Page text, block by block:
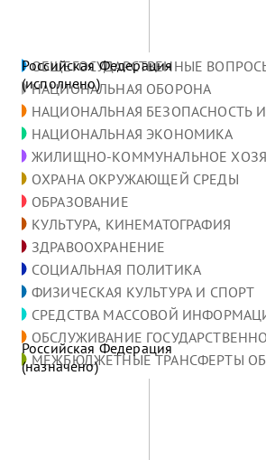
ОБЩЕГОСУДАРСТВЕННЫЕ
НАЦИОНАЛЬНАЯ ОБОРОНА
НАЦИОНАЛЬНАЯ БЕЗОПАСНОСТЬ
НАЦИОНАЛЬНАЯ ЭКОНОМИКА
ЖИЛИЩНО-КОММУНАЛЬНОЕ
ОХРАНА ОКРУЖАЮЩЕЙ СРЕДЫ
ОБРАЗОВАНИЕ
КУЛЬТУРА, КИНЕМАТОГРАФИЯ
ЗДРАВООХРАНЕНИЕ
СОЦИАЛЬНАЯ ПОЛИТИКА
ФИЗИЧЕСКАЯ КУЛЬТУРА И СПОРТ
СРЕДСТВА МАССОВОЙ
ОБСЛУЖИВАНИЕ
МЕЖБЮДЖЕТНЫЕ ТРАНСФЕРТЫ
Российская Федерация
(исполнено)
Российская Федерация
(назначено)